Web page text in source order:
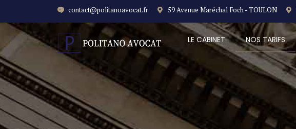
contact@politanoavocat.fr 59 Avenue Maréchal Foch - TOULON
LE CABINET NOS TARIFS